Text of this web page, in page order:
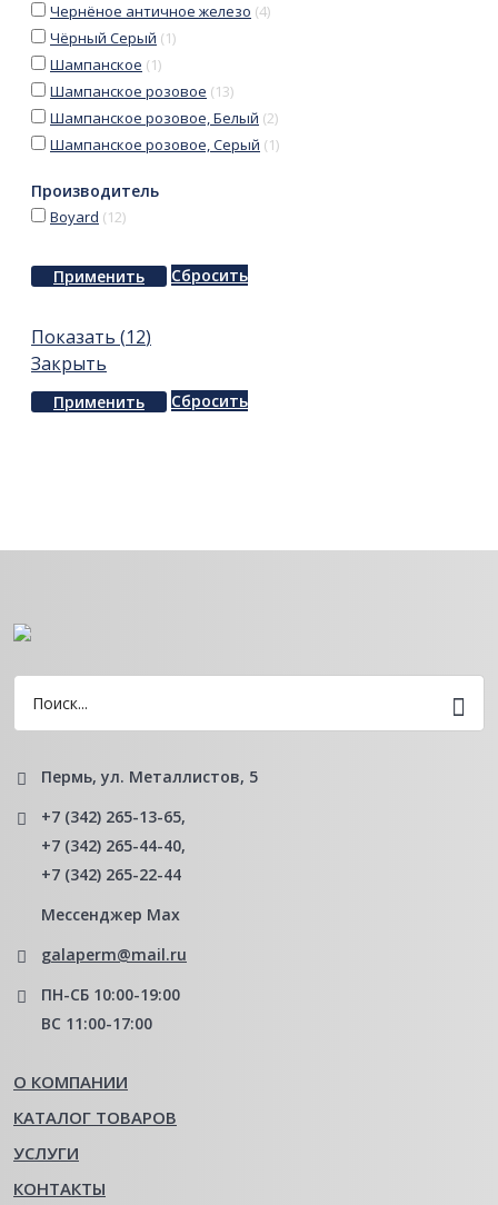
Чернёное античное железо (4)
Чёрный Серый (1)
Шампанское (1)
Шампанское розовое (13)
Шампанское розовое, Белый (2)
Шампанское розовое, Серый (1)
Производитель
Boyard (12)
Применить Сбросить
Показать (12)
Закрыть
Применить Сбросить
Пермь, ул. Металлистов, 5
+7 (342) 265-13-65,
+7 (342) 265-44-40,
+7 (342) 265-22-44
Мессенджер Мах
galaperm@mail.ru
ПН-СБ 10:00-19:00
ВС 11:00-17:00
О КОМПАНИИ
КАТАЛОГ ТОВАРОВ
УСЛУГИ
КОНТАКТЫ